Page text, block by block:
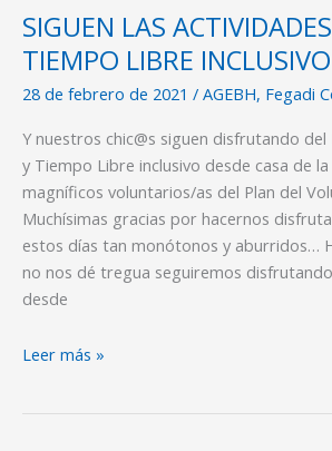
SIGUEN LAS
TIEMPO LIBRE
28 de febrero de 2021 / AGEBH, Fegadi
Y nuestros chic@s siguen disfrutando
y Tiempo Libre inclusivo desde casa de
magníficos voluntarios/as del Plan del
Muchísimas gracias por hacernos
estos días tan monótonos y aburridos…
no nos dé tregua seguiremos
desde
SIGUEN
LAS
ACTIVIDADES
DE
OCIO
TIEMPO
LIBRE
INCLUSIVO
AGEBH
Leer más »